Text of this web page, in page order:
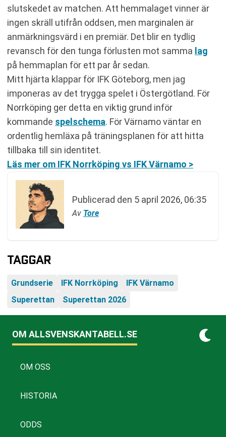
slutskedet av matchen. Att hemmalaget vinner är
ingen skräll utifrån oddsen, men marginalen är
anmärkningsvärd i en premiär. Det blir en tydlig
revansch för den tunga förlusten mot samma lag
på hemmaplan för ett par år sedan.
Mitt hjärta klappar för IFK Göteborg, men jag
imponeras av det trygga spelet i Östergötland. För
Norrköping ger detta en viktig grund inför
kommande spelschema. För Värnamo väntar en
ordentlig hemläxa på träningsplanen för att hitta
tillbaka till sin identitet.
Läs mer om IFK Norrköping vs IFK Värnamo >
Publicerad den 5 april 2026, 06:35
Av Tore
TAGGAR
Grundserie IFK Norrköping
IFK Värnamo
Superettan
Superettan 2026
OM ALLSVENSKANTABELL.SE
OM OSS
HISTORIA
ODDS